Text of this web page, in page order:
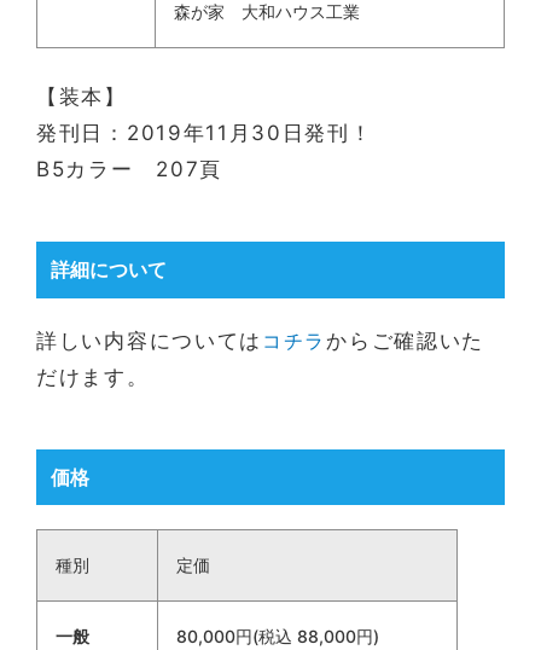
森が家 大和ハウス工業
【装本】
発刊日：2019年11月30日発刊！
B5カラー 207頁
詳細について
詳しい内容については コチラ からご確認いた
だけます。
価格
種別 定価
一般 80,000円(税込 88,000円)